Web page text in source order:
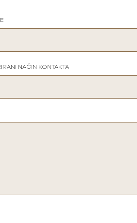
NAČIN KONTAKTA